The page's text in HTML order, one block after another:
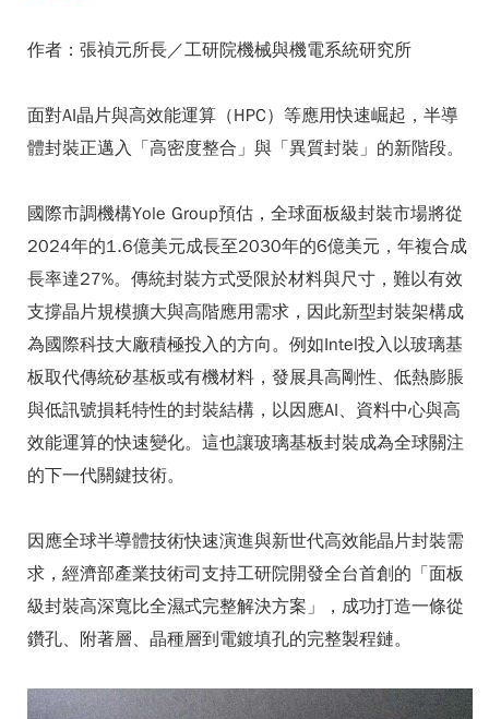
作者：張禎元所長／工研院機械與機電系統研究所
面對AI晶片與高效能運算（HPC）等應用快速崛起，半導
體封裝正邁入「高密度整合」與「異質封裝」的新階段。
國際市調機構Yole Group預估，全球面板級封裝市場將從
2024年的1.6億美元成長至2030年的6億美元，年複合成
長率達27%。傳統封裝方式受限於材料與尺寸，難以有效
支撐晶片規模擴大與高階應用需求，因此新型封裝架構成
為國際科技大廠積極投入的方向。例如Intel投入以玻璃基
板取代傳統矽基板或有機材料，發展具高剛性、低熱膨脹
與低訊號損耗特性的封裝結構，以因應AI、資料中心與高
效能運算的快速變化。這也讓玻璃基板封裝成為全球關注
的下一代關鍵技術。
因應全球半導體技術快速演進與新世代高效能晶片封裝需
求，經濟部產業技術司支持工研院開發全台首創的「面板
級封裝高深寬比全濕式完整解決方案」，成功打造一條從
鑽孔、附著層、晶種層到電鍍填孔的完整製程鏈。